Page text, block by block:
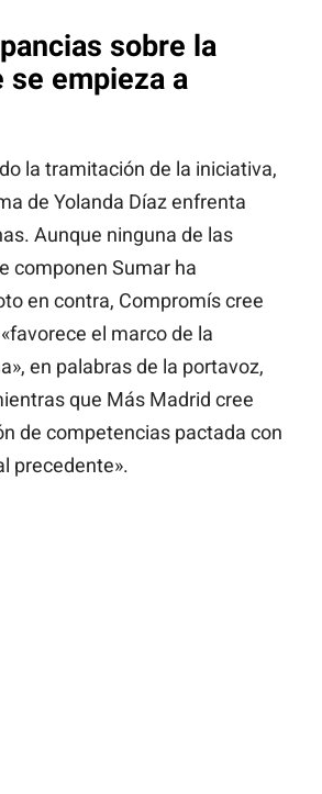
sobre la
se empieza a
la tramitación de la iniciativa,
de Yolanda Díaz enfrenta
Aunque ninguna de las
componen Sumar ha
en contra, Compromís cree
el marco de la
en palabras de la portavoz,
que Más Madrid cree
de competencias pactada con
precedente».